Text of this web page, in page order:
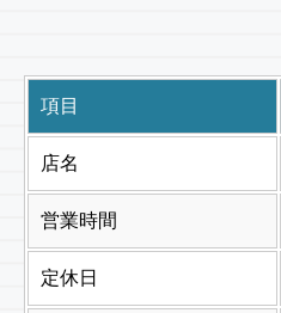
項目
店名
営業時間
定休日